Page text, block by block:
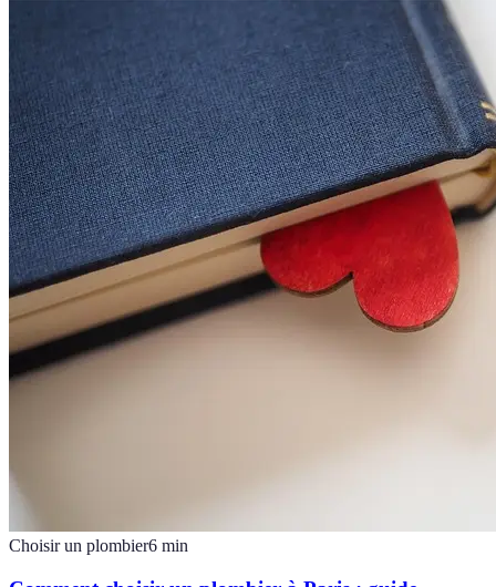
Choisir un plombier6 min